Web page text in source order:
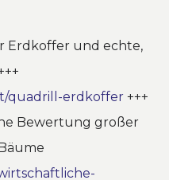
Erdkoffer und echte,
quadrill-erdkoffer +++
Bewertung großer